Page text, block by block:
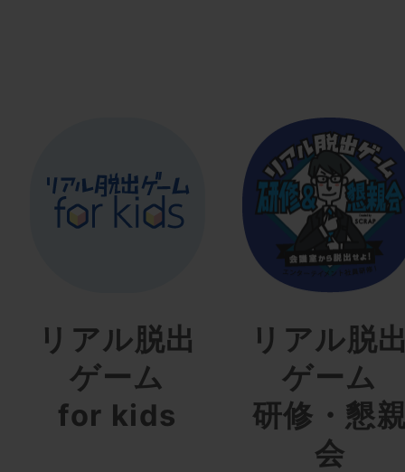
リアル脱出
ゲーム
for kids
リアル脱
ゲーム
研修・懇
会